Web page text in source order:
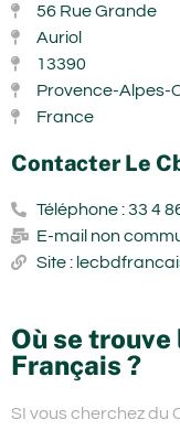
56 Rue Grande
Auriol
13390
Provence-Alpes-
France
Contacter Le
Téléphone : 33 4
E-mail non
Site :
Où se
Français ?
SI vous cherchez du